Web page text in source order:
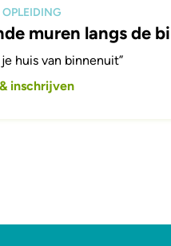
muren langs de
je huis van binnenuit”
inschrijven